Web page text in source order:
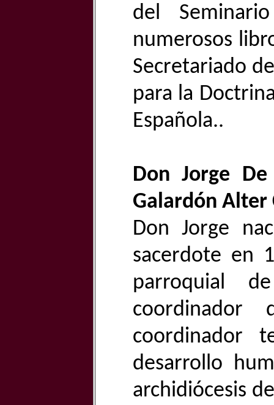
del
numerosos
Secretariado
para la
Española..
Don Jorge
Galardón Alter
Don Jorge
sacerdote en
parroquial
coordinador
coordinador
desarrollo
archidiócesis